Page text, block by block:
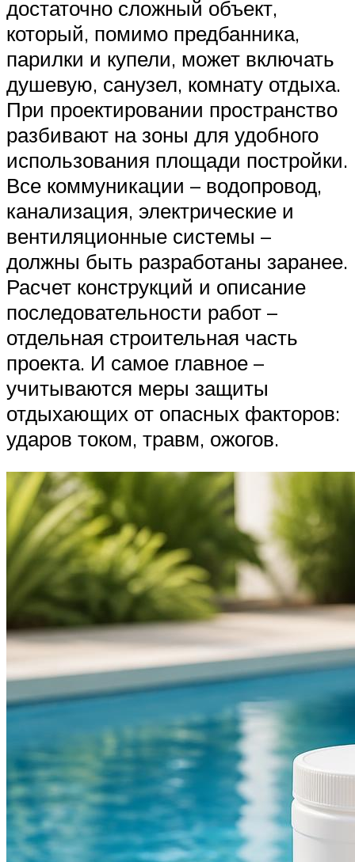
достаточно сложный объект,
который, помимо предбанника,
парилки и купели, может включать
душевую, санузел, комнату отдыха.
При проектировании пространство
разбивают на зоны для удобного
использования площади постройки.
Все коммуникации – водопровод,
канализация, электрические и
вентиляционные системы –
должны быть разработаны заранее.
Расчет конструкций и описание
последовательности работ –
отдельная строительная часть
проекта. И самое главное –
учитываются меры защиты
отдыхающих от опасных факторов:
ударов током, травм, ожогов.